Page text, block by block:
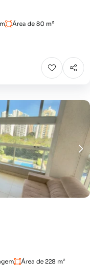
Área de 80 m²
Área de 228 m²